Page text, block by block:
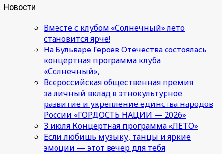
Новости
Вместе с клубом «Солнечный» лето
становится ярче!
На Бульваре Героев Отечества состоялась
концертная программа клуба
«Солнечный»,
Всероссийская общественная премия
за личный вклад в этнокультурное
развитие и укрепление единства народов
России «ГОРДОСТЬ НАЦИИ — 2026»
3 июля Концертная программа «ЛЕТО»
Если любишь музыку, танцы и яркие
эмоции — этот вечер для тебя